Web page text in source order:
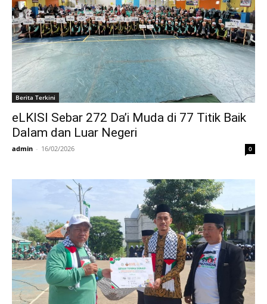
Berita Terkini
eLKISI Sebar 272 Da’i Muda di 77 Titik Baik
Dalam dan Luar Negeri
admin - 16/02/2026 0